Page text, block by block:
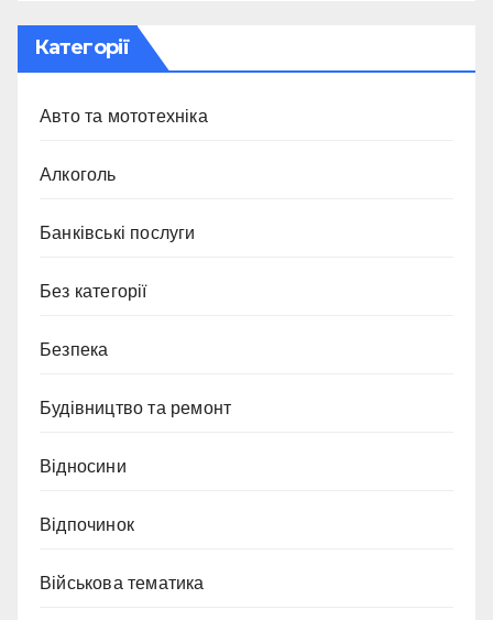
Категорії
Авто та мототехніка
Алкоголь
Банківські послуги
Без категорії
Безпека
Будівництво та ремонт
Відносини
Відпочинок
Військова тематика